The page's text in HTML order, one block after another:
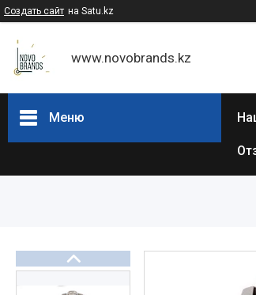
Создать сайт на Satu.kz
www.novobrands.kz
Меню
Часы Casio Pro Trek